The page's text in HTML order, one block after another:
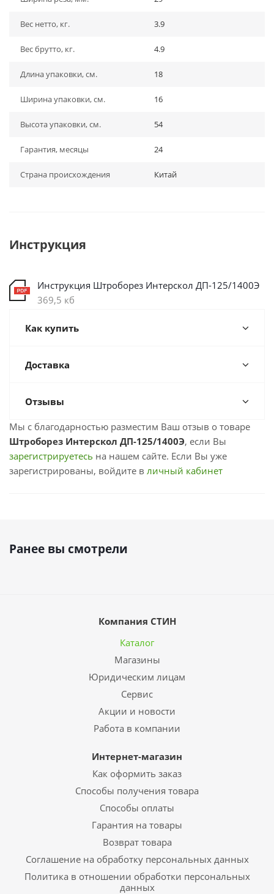
Вес нетто, кг. 3.9
Вес брутто, кг. 4.9
Длина упаковки, см. 18
Ширина упаковки, см. 16
Высота упаковки, см. 54
Гарантия, месяцы 24
Страна происхождения Китай
Инструкция
Инструкция Штроборез Интерскол ДП-125/1400Э
369,5 кб
Как купить
Доставка
Отзывы
Мы с благодарностью разместим Ваш отзыв о товаре
Штроборез Интерскол ДП-125/1400Э, если Вы
зарегистрируетесь на нашем сайте. Если Вы уже
зарегистрированы, войдите в личный кабинет
Ранее вы смотрели
Компания СТИН
Каталог
Магазины
Юридическим лицам
Сервис
Акции и новости
Работа в компании
Интернет-магазин
Как оформить заказ
Способы получения товара
Способы оплаты
Гарантия на товары
Возврат товара
Соглашение на обработку персональных данных
Политика в отношении обработки персональных
данных